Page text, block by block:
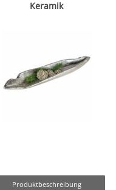
Keramik
Produktbeschreibung